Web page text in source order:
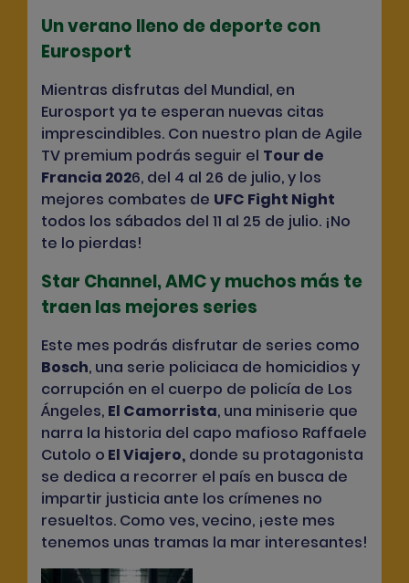
Un verano lleno de deporte con
Eurosport
Mientras disfrutas del Mundial, en
Eurosport ya te esperan nuevas citas
imprescindibles. Con nuestro plan de Agile
TV premium podrás seguir el Tour de
Francia 2026, del 4 al 26 de julio, y los
mejores combates de UFC Fight Night
todos los sábados del 11 al 25 de julio. ¡No
te lo pierdas!
Star Channel, AMC y muchos más te
traen las mejores series
Este mes podrás disfrutar de series como
Bosch, una serie policiaca de homicidios y
corrupción en el cuerpo de policía de Los
Ángeles, El Camorrista, una miniserie que
narra la historia del capo mafioso Raffaele
Cutolo o El Viajero, donde su protagonista
se dedica a recorrer el país en busca de
impartir justicia ante los crímenes no
resueltos. Como ves, vecino, ¡este mes
tenemos unas tramas la mar interesantes!